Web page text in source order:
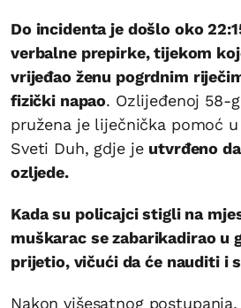
Do incidenta je došlo oko
verbalne prepirke, tijekom
vrijeđao ženu pogrdnim
fizički napao. Ozlijeđenoj 58-
pružena je liječnička pomoć
Sveti Duh, gdje je utvrđeno
ozljede.
Kada su policajci stigli na
muškarac se zabarikadirao u
prijetio, vičući da će nauditi i
Nakon višesatnog postupanja,